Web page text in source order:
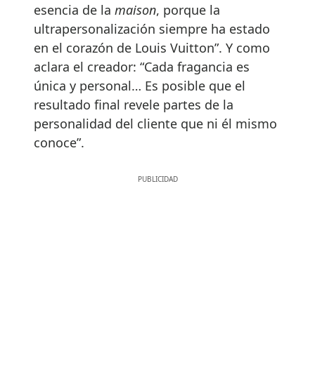
esencia de la maison, porque la
ultrapersonalización siempre ha estado
en el corazón de Louis Vuitton”. Y como
aclara el creador: “Cada fragancia es
única y personal… Es posible que el
resultado final revele partes de la
personalidad del cliente que ni él mismo
conoce”.